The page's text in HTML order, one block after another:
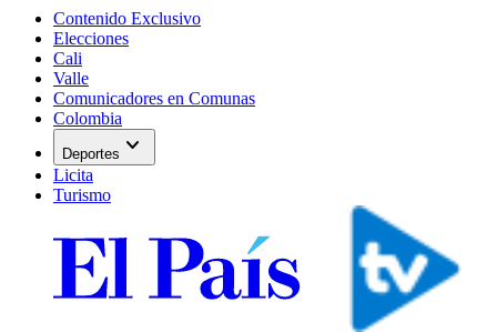
Contenido Exclusivo
Elecciones
Cali
Valle
Comunicadores en Comunas
Colombia
Deportes expand_more
Licita
Turismo